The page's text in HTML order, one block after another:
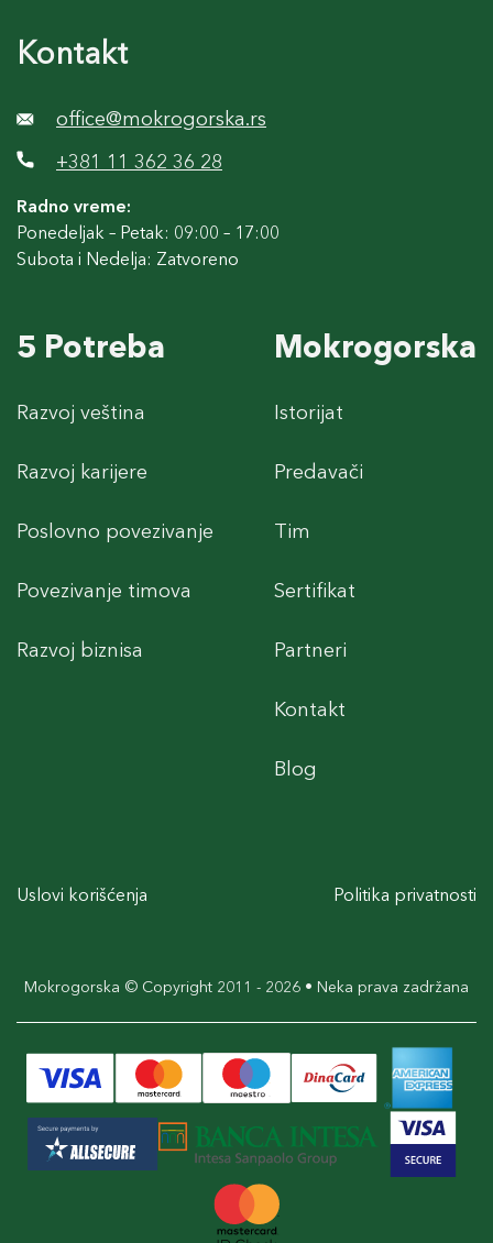
Kontakt
office@mokrogorska.rs
+381 11 362 36 28
Radno vreme:
Ponedeljak – Petak: 09:00 – 17:00
Subota i Nedelja: Zatvoreno
5 Potreba
Razvoj veština
Razvoj karijere
Poslovno povezivanje
Povezivanje timova
Razvoj biznisa
Mokrogorska
Istorijat
Predavači
Tim
Sertifikat
Partneri
Kontakt
Blog
Uslovi korišćenja Politika privatnosti
Mokrogorska © Copyright 2011 - 2026 • Neka prava zadržana